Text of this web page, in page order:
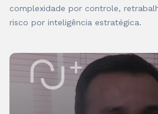
complexidade por controle,
risco por inteligência estratégica.